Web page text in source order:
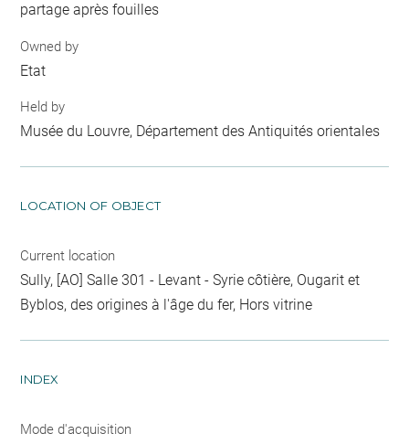
partage après fouilles
Owned by
Etat
Held by
Musée du Louvre, Département des Antiquités orientales
LOCATION OF OBJECT
Current location
Sully, [AO] Salle 301 - Levant - Syrie côtière, Ougarit et
Byblos, des origines à l'âge du fer, Hors vitrine
INDEX
Mode d'acquisition